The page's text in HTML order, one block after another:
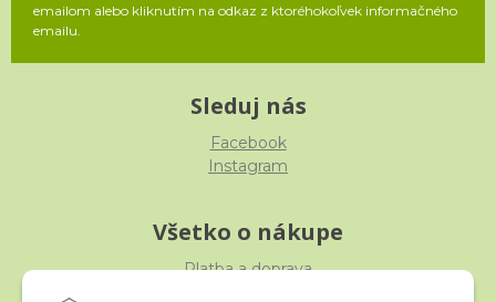
emailom alebo kliknutím na odkaz z ktoréhokoľvek informačného
emailu.
Sleduj nás
Facebook
Instagram
Všetko o nákupe
Platba a doprava